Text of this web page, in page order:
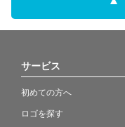
サービス
初めての方へ
ロゴを探す